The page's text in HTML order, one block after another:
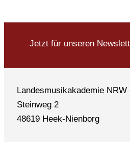
Jetzt für unseren
Landesmusikakademie NRW
Steinweg 2
48619 Heek-Nienborg